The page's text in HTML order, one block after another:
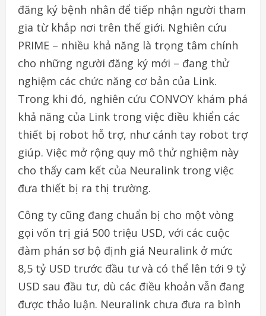
đăng ký bệnh nhân để tiếp nhận người tham
gia từ khắp nơi trên thế giới. Nghiên cứu
PRIME – nhiều khả năng là trọng tâm chính
cho những người đăng ký mới – đang thử
nghiệm các chức năng cơ bản của Link.
Trong khi đó, nghiên cứu CONVOY khám phá
khả năng của Link trong việc điều khiển các
thiết bị robot hỗ trợ, như cánh tay robot trợ
giúp. Việc mở rộng quy mô thử nghiệm này
cho thấy cam kết của Neuralink trong việc
đưa thiết bị ra thị trường.
Công ty cũng đang chuẩn bị cho một vòng
gọi vốn trị giá 500 triệu USD, với các cuộc
đàm phán sơ bộ định giá Neuralink ở mức
8,5 tỷ USD trước đầu tư và có thể lên tới 9 tỷ
USD sau đầu tư, dù các điều khoản vẫn đang
được thảo luận. Neuralink chưa đưa ra bình